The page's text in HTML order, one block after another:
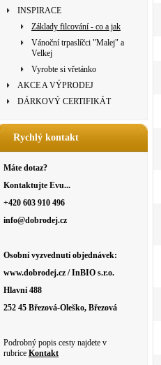
INSPIRACE
Základy filcování - co a jak
Vánoční trpaslíčci "Malej" a
Velkej
Vyrobte si vřetánko
AKCE A VÝPRODEJ
DÁRKOVÝ CERTIFIKÁT
Rychlý kontakt
Máte dotaz?
Kontaktujte Evu...
+420 603 910 496
info@dobrodej.cz
Osobní vyzvednutí objednávek:
www.dobrodej.cz / InBIO s.r.o.
Hlavní 488
252 45 Březová-Oleško, Březová
Podrobný popis cesty najdete v
rubrice Kontakt